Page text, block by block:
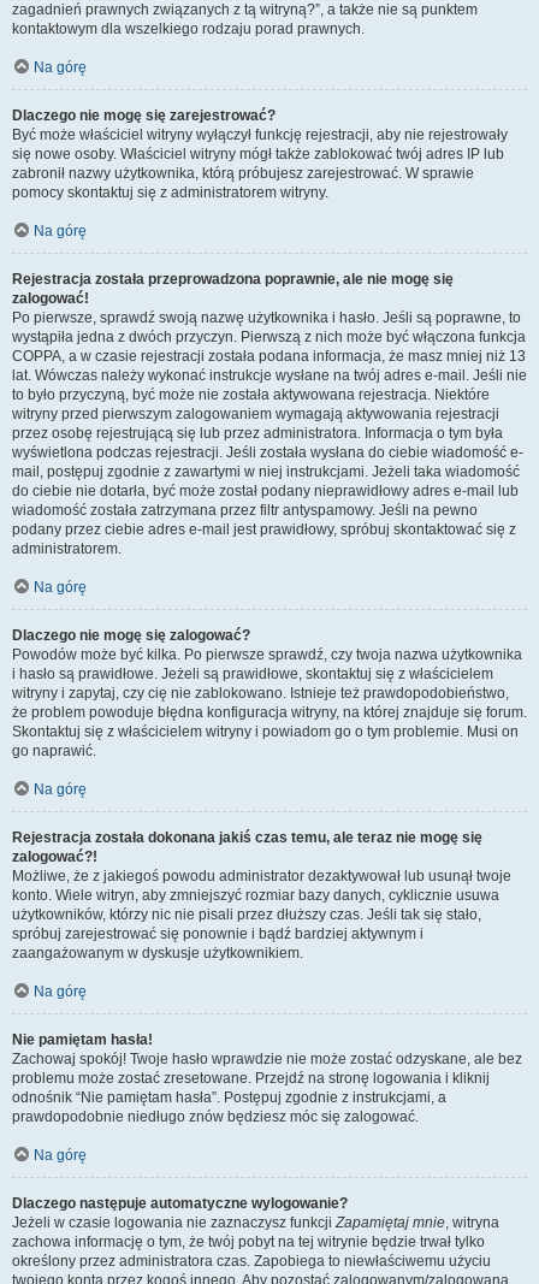
zagadnień prawnych związanych z tą witryną?”, a także nie są punktem
kontaktowym dla wszelkiego rodzaju porad prawnych.
Na górę
Dlaczego nie mogę się zarejestrować?
Być może właściciel witryny wyłączył funkcję rejestracji, aby nie rejestrowały
się nowe osoby. Właściciel witryny mógł także zablokować twój adres IP lub
zabronił nazwy użytkownika, którą próbujesz zarejestrować. W sprawie
pomocy skontaktuj się z administratorem witryny.
Na górę
Rejestracja została przeprowadzona poprawnie, ale nie mogę się
zalogować!
Po pierwsze, sprawdź swoją nazwę użytkownika i hasło. Jeśli są poprawne, to
wystąpiła jedna z dwóch przyczyn. Pierwszą z nich może być włączona funkcja
COPPA, a w czasie rejestracji została podana informacja, że masz mniej niż 13
lat. Wówczas należy wykonać instrukcje wysłane na twój adres e-mail. Jeśli nie
to było przyczyną, być może nie została aktywowana rejestracja. Niektóre
witryny przed pierwszym zalogowaniem wymagają aktywowania rejestracji
przez osobę rejestrującą się lub przez administratora. Informacja o tym była
wyświetlona podczas rejestracji. Jeśli została wysłana do ciebie wiadomość e-
mail, postępuj zgodnie z zawartymi w niej instrukcjami. Jeżeli taka wiadomość
do ciebie nie dotarła, być może został podany nieprawidłowy adres e-mail lub
wiadomość została zatrzymana przez filtr antyspamowy. Jeśli na pewno
podany przez ciebie adres e-mail jest prawidłowy, spróbuj skontaktować się z
administratorem.
Na górę
Dlaczego nie mogę się zalogować?
Powodów może być kilka. Po pierwsze sprawdź, czy twoja nazwa użytkownika
i hasło są prawidłowe. Jeżeli są prawidłowe, skontaktuj się z właścicielem
witryny i zapytaj, czy cię nie zablokowano. Istnieje też prawdopodobieństwo,
że problem powoduje błędna konfiguracja witryny, na której znajduje się forum.
Skontaktuj się z właścicielem witryny i powiadom go o tym problemie. Musi on
go naprawić.
Na górę
Rejestracja została dokonana jakiś czas temu, ale teraz nie mogę się
zalogować?!
Możliwe, że z jakiegoś powodu administrator dezaktywował lub usunął twoje
konto. Wiele witryn, aby zmniejszyć rozmiar bazy danych, cyklicznie usuwa
użytkowników, którzy nic nie pisali przez dłuższy czas. Jeśli tak się stało,
spróbuj zarejestrować się ponownie i bądź bardziej aktywnym i
zaangażowanym w dyskusje użytkownikiem.
Na górę
Nie pamiętam hasła!
Zachowaj spokój! Twoje hasło wprawdzie nie może zostać odzyskane, ale bez
problemu może zostać zresetowane. Przejdź na stronę logowania i kliknij
odnośnik “Nie pamiętam hasła”. Postępuj zgodnie z instrukcjami, a
prawdopodobnie niedługo znów będziesz móc się zalogować.
Na górę
Dlaczego następuje automatyczne wylogowanie?
Jeżeli w czasie logowania nie zaznaczysz funkcjiZapamiętaj mnie, witryna
zachowa informację o tym, że twój pobyt na tej witrynie będzie trwał tylko
określony przez administratora czas. Zapobiega to niewłaściwemu użyciu
twojego konta przez kogoś innego. Aby pozostać zalogowanym/zalogowaną,